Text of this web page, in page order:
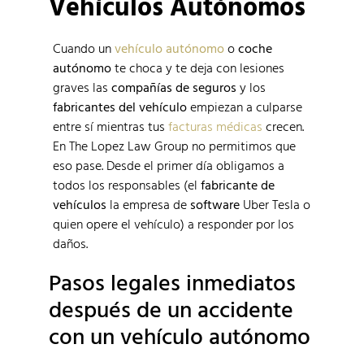
Cuando unvehículo autónomoocoche
autónomote choca y te deja con lesiones
graves las compañías de seguros y los
fabricantes del vehículoempiezan a culparse
entre sí mientras tus facturas médicas crecen.
En The Lopez Law Group no permitimos que
eso pase. Desde el primer día obligamos a
todos los responsables (el fabricante de
vehículos la empresa de software Uber Tesla o
quien opere el vehículo) a responder por los
daños.
Pasos legales inmediatos
después de un accidente
con un vehículo autónomo